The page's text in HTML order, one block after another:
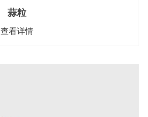
蒜粒
查看详情